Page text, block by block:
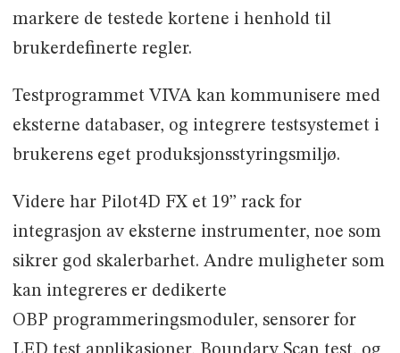
markere de testede kortene i henhold til
brukerdefinerte regler.
Testprogrammet VIVA kan kommunisere med
eksterne databaser, og integrere testsystemet i
brukerens eget produksjonsstyringsmiljø.
Videre har Pilot4D FX et 19’’ rack for
integrasjon av eksterne instrumenter, noe som
sikrer god skalerbarhet. Andre muligheter som
kan integreres er dedikerte
OBP programmeringsmoduler, sensorer for